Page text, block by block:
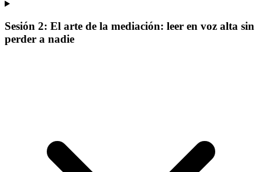
Sesión 2: El arte de la mediación: leer en voz alta sin
perder a nadie